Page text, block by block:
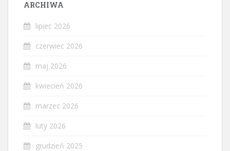
ARCHIWA
lipiec 2026
czerwiec 2026
maj 2026
kwiecień 2026
marzec 2026
luty 2026
grudzień 2025